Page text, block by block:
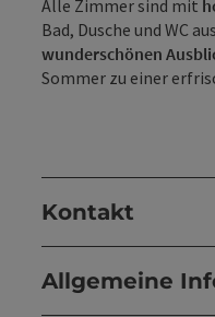
Alle Zimmer sind mit
Bad, Dusche und WC
wunderschönen
Sommer zu einer
Kontakt
Allgemeine